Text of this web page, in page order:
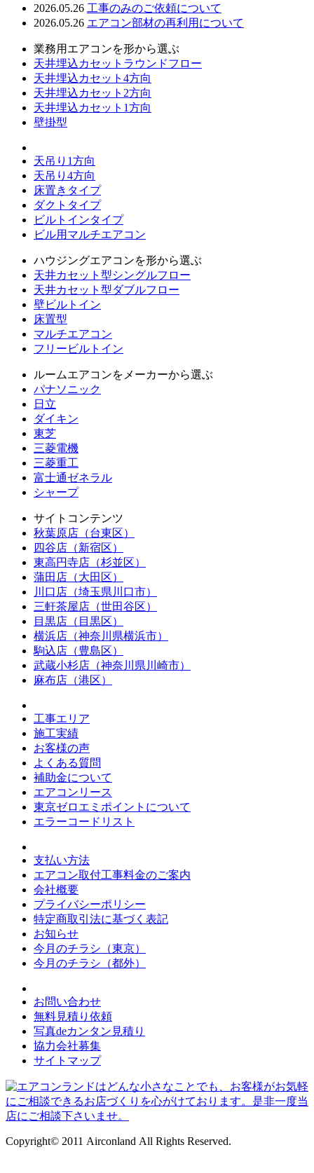
2026.05.26 工事のみのご依頼について
2026.05.26 エアコン部材の再利用について
業務用エアコンを形から選ぶ
天井埋込カセットラウンドフロー
天井埋込カセット4方向
天井埋込カセット2方向
天井埋込カセット1方向
壁掛型
天吊り1方向
天吊り4方向
床置きタイプ
ダクトタイプ
ビルトインタイプ
ビル用マルチエアコン
ハウジングエアコンを形から選ぶ
天井カセット型シングルフロー
天井カセット型ダブルフロー
壁ビルトイン
床置型
マルチエアコン
フリービルトイン
ルームエアコンをメーカーから選ぶ
パナソニック
日立
ダイキン
東芝
三菱電機
三菱重工
富士通ゼネラル
シャープ
サイトコンテンツ
秋葉原店（台東区）
四谷店（新宿区）
東高円寺店（杉並区）
蒲田店（大田区）
川口店（埼玉県川口市）
三軒茶屋店（世田谷区）
目黒店（目黒区）
横浜店（神奈川県横浜市）
駒込店（豊島区）
武蔵小杉店（神奈川県川崎市）
麻布店（港区）
工事エリア
施工実績
お客様の声
よくある質問
補助金について
エアコンリース
東京ゼロエミポイントについて
エラーコードリスト
支払い方法
エアコン取付工事料金のご案内
会社概要
プライバシーポリシー
特定商取引法に基づく表記
お知らせ
今月のチラシ（東京）
今月のチラシ（都外）
お問い合わせ
無料見積り依頼
写真deカンタン見積り
協力会社募集
サイトマップ
Copyright© 2011 Airconland All Rights Reserved.